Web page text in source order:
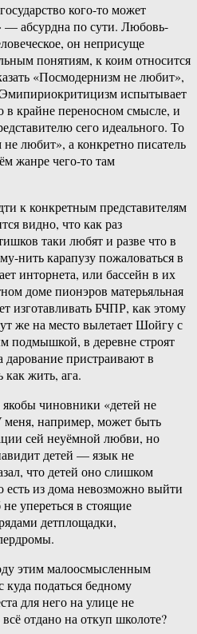
кого-то может
— абсурдна по сути. Любовь-
он неприсуще
понятиям, к коим относится
«Посмодернизм не любит»,
испытывает
в крайне переносном смысле, и
сего идеального. То
любит», а конкретно писатель
жанре чего-то там
к конкретным представителям
видно, что как раз
таки любят и разве что в
нить карапузу пожаловаться в
инторнета, или бассейн в их
доме пионэров матерьяльная
изготавливать БЧПР, как этому
же на место вылетает Шойгу с
подмышкой, в деревне строят
дарование пристраивают в
как жить, ага.
якобы чиновники «детей не
например, может быть
сей неуёмной любви, но
детей — язык не
что детей оно слишком
из дома невозможно выйти
упереться в стоящие
детплощадки,
этим малоосмысленным
податься бедному
для него на улице не
отдано на откуп школоте?